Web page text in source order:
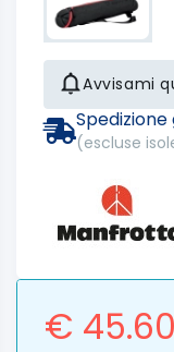
Avvisami
(escluse
€ 45.60